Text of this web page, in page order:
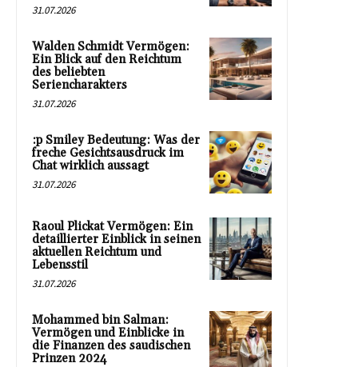
31.07.2026
Walden Schmidt Vermögen:
Ein Blick auf den Reichtum
des beliebten
Seriencharakters
31.07.2026
:p Smiley Bedeutung: Was der
freche Gesichtsausdruck im
Chat wirklich aussagt
31.07.2026
Raoul Plickat Vermögen: Ein
detaillierter Einblick in seinen
aktuellen Reichtum und
Lebensstil
31.07.2026
Mohammed bin Salman:
Vermögen und Einblicke in
die Finanzen des saudischen
Prinzen 2024